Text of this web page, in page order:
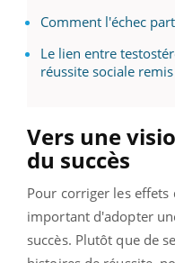
Comment l'échec
Le lien entre
réussite sociale
Vers une
du succès
Pour corriger les
important d'adopter
succès. Plutôt que de